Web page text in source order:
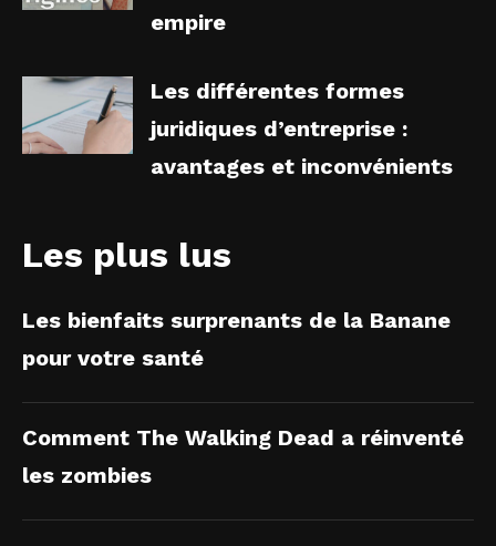
empire
Les différentes formes
juridiques d’entreprise :
avantages et inconvénients
Les plus lus
Les bienfaits surprenants de la Banane
pour votre santé
Comment The Walking Dead a réinventé
les zombies